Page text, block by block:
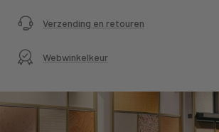
Verzending en retouren
Webwinkelkeur